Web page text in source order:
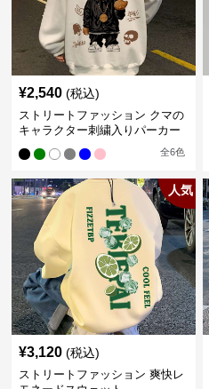
¥2,540 (税込)
ストリートファッション クマの
キャラクター刺繍入りパーカー
全6色
人気
¥3,120 (税込)
ストリートファッション 爽快レ